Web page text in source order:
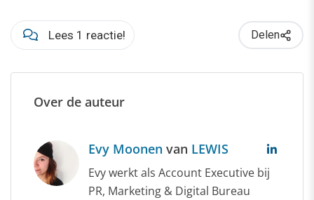
Lees 1 reactie! Delen
Over de auteur
Evy Moonen van LEWIS
Evy werkt als Account Executive bij
PR, Marketing & Digital Bureau